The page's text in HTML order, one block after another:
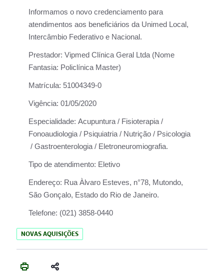
Informamos o novo credenciamento para
atendimentos aos beneficiários da Unimed Local,
Intercâmbio Federativo e Nacional.
Prestador: Vipmed Clínica Geral Ltda (Nome
Fantasia: Policlínica Master)
Matrícula: 51004349-0
Vigência: 01/05/2020
Especialidade: Acupuntura / Fisioterapia /
Fonoaudiologia / Psiquiatria / Nutrição / Psicologia
/ Gastroenterologia / Eletroneuromiografia.
Tipo de atendimento: Eletivo
Endereço: Rua Àlvaro Esteves, n°78, Mutondo,
São Gonçalo, Estado do Rio de Janeiro.
Telefone: (021) 3858-0440
NOVAS AQUISIÇÕES